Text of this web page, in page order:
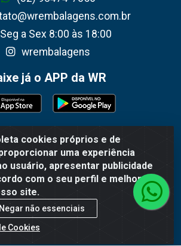
cookies próprios e de
uma experiência
usuário, apresentar publicidade
com o seu perfil e melhorar a
site.
Negar não essenciais
Cookies
Seg a Sex 8:00 às 18:00
wrembalagens
já o APP da WR
- R. Cel. Teodoro Gomes de Araújo,
- Barbacena / MG - CEP 36202-628 -
CNPJ 02.692.206/0001-55